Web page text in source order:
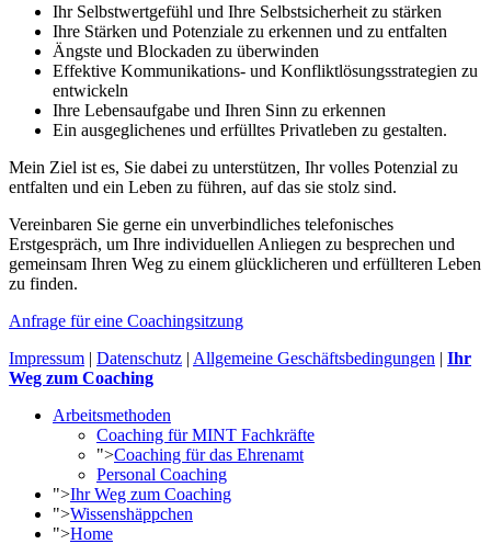
Ihr Selbstwertgefühl und Ihre Selbstsicherheit zu stärken
Ihre Stärken und Potenziale zu erkennen und zu entfalten
Ängste und Blockaden zu überwinden
Effektive Kommunikations- und Konfliktlösungsstrategien zu
entwickeln
Ihre Lebensaufgabe und Ihren Sinn zu erkennen
Ein ausgeglichenes und erfülltes Privatleben zu gestalten.
Mein Ziel ist es, Sie dabei zu unterstützen, Ihr volles Potenzial zu
entfalten und ein Leben zu führen, auf das sie stolz sind.
Vereinbaren Sie gerne ein unverbindliches telefonisches
Erstgespräch, um Ihre individuellen Anliegen zu besprechen und
gemeinsam Ihren Weg zu einem glücklicheren und erfüllteren Leben
zu finden.
Anfrage für eine Coachingsitzung
Impressum | Datenschutz | Allgemeine Geschäftsbedingungen | Ihr
Weg zum Coaching
Arbeitsmethoden
Coaching für MINT Fachkräfte
">Coaching für das Ehrenamt
Personal Coaching
">Ihr Weg zum Coaching
">Wissenshäppchen
">Home